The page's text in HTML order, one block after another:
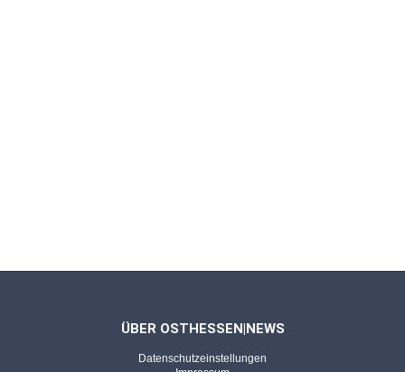
ÜBER OSTHESSEN|NEWS
Datenschutzeinstellungen